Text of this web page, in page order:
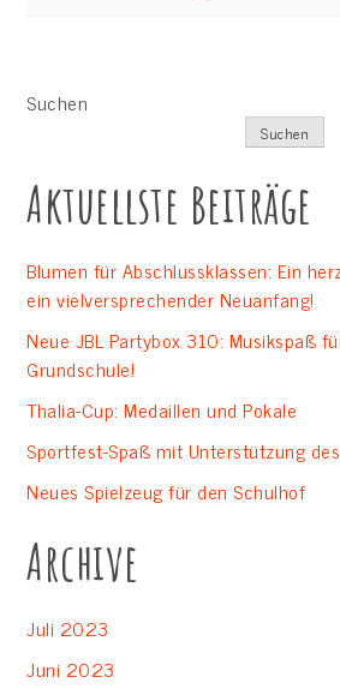
Suchen
Suchen
Aktuellste Beiträge
Blumen für Abschlussklassen: Ein
ein vielversprechender Neuanfang!
Neue JBL Partybox 310: Musikspaß
Grundschule!
Thalia-Cup: Medaillen und Pokale
Sportfest-Spaß mit Unterstützung
Neues Spielzeug für den Schulhof
Archive
Juli 2023
Juni 2023